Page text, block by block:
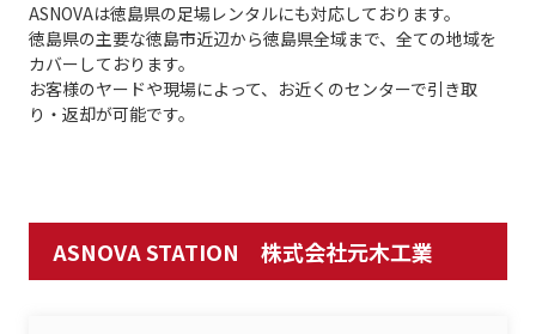
ASNOVAは徳島県の足場レンタルにも対応しております。
徳島県の主要な徳島市近辺から徳島県全域まで、全ての地域を
カバーしております。
お客様のヤードや現場によって、お近くのセンターで引き取
り・返却が可能です。
ASNOVA STATION 株式会社元木工業